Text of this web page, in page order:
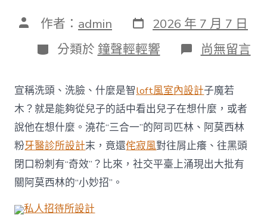
文 作者： admin 發
表
日
期
2026 年 7 月 7 日
分
類
分類於 鐘聲輕輕響 在
〈阿
匹
林、
阿
莫
西
林
洗
頭
尚無留言
宣稱洗頭、洗臉、什麼是智loft風室內設計子魔若
木？就是能夠從兒子的話中看出兒子在想什麼，或者
說他在想什麼。澆花“三合一”的阿司匹林、阿莫西林
粉牙醫診所設計末，竟還侘寂風對往屑止癢、往黑頭
閉口粉刺有“奇效”？比來，社交平臺上涌現出大批有
關阿莫西林的“小妙招”。
私人招待所設計